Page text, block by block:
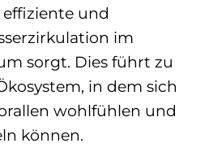
und
im
sorgt. Dies führt zu
in dem sich
wohlfühlen und
können.